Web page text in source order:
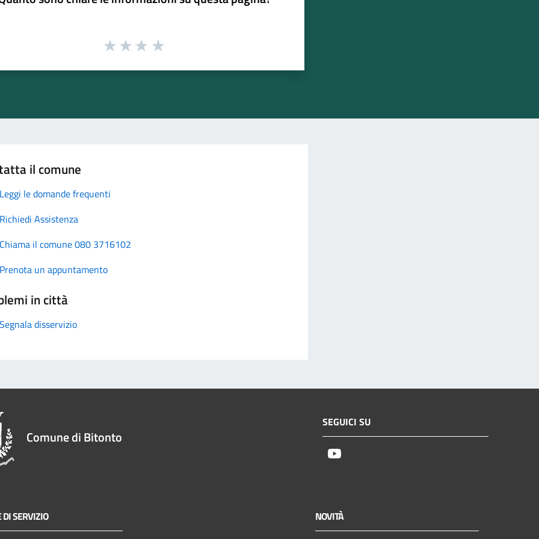
il comune
Leggi le domande frequenti
Richiedi Assistenza
Chiama il comune 080 3716102
Prenota un appuntamento
in città
Segnala disservizio
Comune di Bitonto
SEGUICI SU
DI SERVIZIO NOVITÀ